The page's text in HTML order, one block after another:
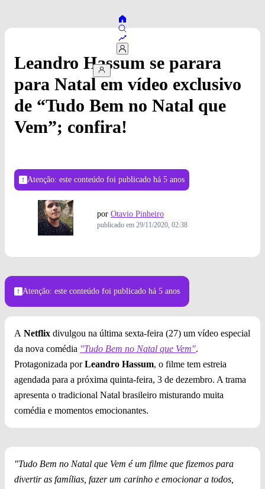
Leandro Hassum se parara
para Natal em vídeo exclusivo
de “Tudo Bem no Natal que
Vem”; confira!
Atenção: este conteúdo foi publicado há 5 anos
por Otavio Pinheiro
publicado em 29/11/2020, 02:38
Atenção: este conteúdo foi publicado há 5 anos
A Netflix divulgou na última sexta-feira (27) um vídeo especial
da nova comédia "Tudo Bem no Natal que Vem".
Protagonizada porLeandro Hassum, o filme tem estreia
agendada para a próxima quinta-feira, 3 de dezembro. A trama
apresenta o tradicional Natal brasileiro misturando muita
comédia e momentos emocionantes.
"Tudo Bem no Natal que Vem é um filme que fizemos para
divertir as famílias, fazer um carinho e emocionar a todos,